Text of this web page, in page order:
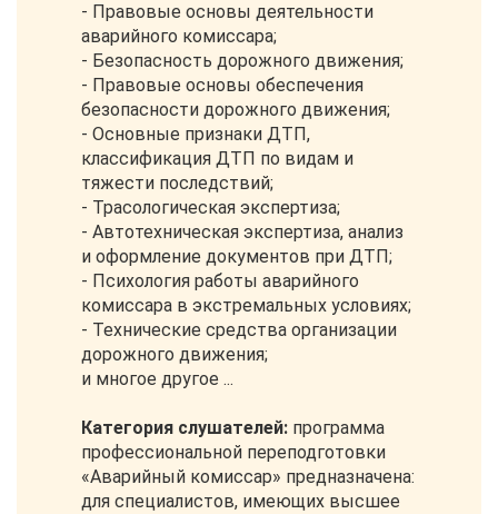
- Правовые основы деятельности
аварийного комиссара;
- Безопасность дорожного движения;
- Правовые основы обеспечения
безопасности дорожного движения;
- Основные признаки ДТП,
классификация ДТП по видам и
тяжести последствий;
- Трасологическая экспертиза;
- Автотехническая экспертиза, анализ
и оформление документов при ДТП;
- Психология работы аварийного
комиссара в экстремальных условиях;
- Технические средства организации
дорожного движения;
и многое другое ...
Категория слушателей: программа
профессиональной переподготовки
«Аварийный комиссар» предназначена:
для специалистов, имеющих высшее